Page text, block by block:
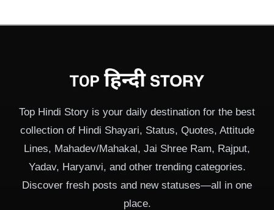
Top Hindi Story is your daily destination for the best
collection of Hindi Shayari, Status, Quotes, Attitude
Lines, Mahadev/Mahakal, Jai Shree Ram, Rajput,
Yadav, Haryanvi, and other trending categories.
Discover fresh posts and new statuses—all in one
place.